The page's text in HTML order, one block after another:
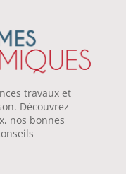
travaux et
Découvrez
nos bonnes